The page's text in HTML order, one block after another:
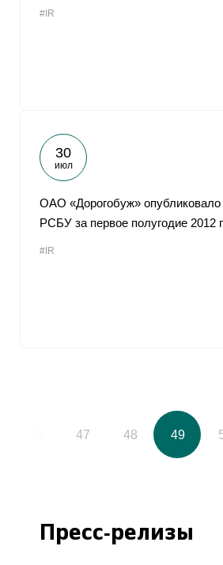
#IR
30
июл
ОАО «Дорогобуж» опубликовало
РСБУ за первое полугодие 2012
#IR
47 48 49
Пресс-релизы